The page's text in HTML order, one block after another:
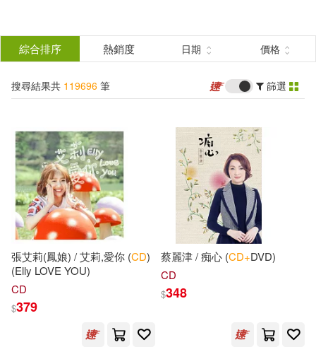
結
篩
選
分類 (單選)
所有商品(119696)
圖書(69097) 影音(31093)
雜誌(2207)
服飾(626) 家居生活(1138)
美食(755) 3C(542)
家電(317)
展開
作者 (可複選)
中公教育教師招聘考試研究院(778)
綜合排序 熱銷度 日期 價格
搜尋結果共 119696 筆 篩選
張艾莉(鳳娘) / 艾莉,愛你 (CD)
(Elly LOVE YOU)
CD
$379
蔡麗津 / 痴心 (CD+DVD)
CD
$348